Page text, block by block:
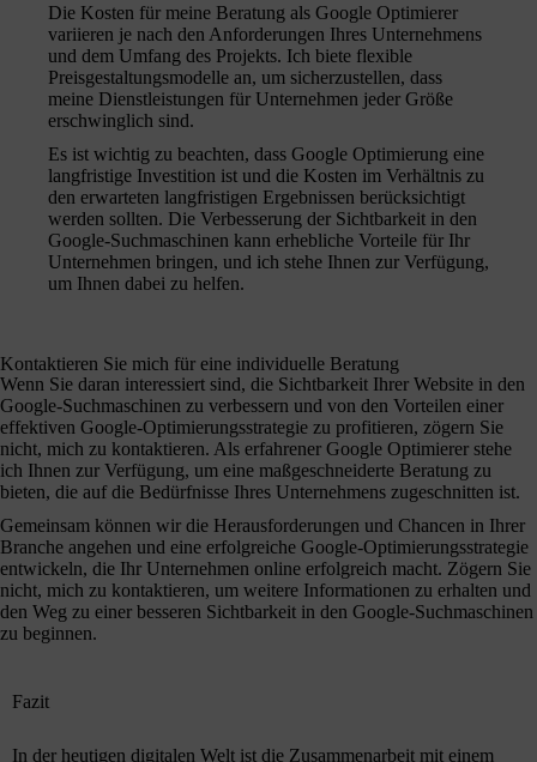
Die Kosten für meine Beratung als Google Optimierer
variieren je nach den Anforderungen Ihres Unternehmens
und dem Umfang des Projekts. Ich biete flexible
Preisgestaltungsmodelle an, um sicherzustellen, dass
meine Dienstleistungen für Unternehmen jeder Größe
erschwinglich sind.
Es ist wichtig zu beachten, dass Google Optimierung eine
langfristige Investition ist und die Kosten im Verhältnis zu
den erwarteten langfristigen Ergebnissen berücksichtigt
werden sollten. Die Verbesserung der Sichtbarkeit in den
Google-Suchmaschinen kann erhebliche Vorteile für Ihr
Unternehmen bringen, und ich stehe Ihnen zur Verfügung,
um Ihnen dabei zu helfen.
Kontaktieren Sie mich für eine individuelle Beratung
Wenn Sie daran interessiert sind, die Sichtbarkeit Ihrer Website in den
Google-Suchmaschinen zu verbessern und von den Vorteilen einer
effektiven Google-Optimierungsstrategie zu profitieren, zögern Sie
nicht, mich zu kontaktieren. Als erfahrener Google Optimierer stehe
ich Ihnen zur Verfügung, um eine maßgeschneiderte Beratung zu
bieten, die auf die Bedürfnisse Ihres Unternehmens zugeschnitten ist.
Gemeinsam können wir die Herausforderungen und Chancen in Ihrer
Branche angehen und eine erfolgreiche Google-Optimierungsstrategie
entwickeln, die Ihr Unternehmen online erfolgreich macht. Zögern Sie
nicht, mich zu kontaktieren, um weitere Informationen zu erhalten und
den Weg zu einer besseren Sichtbarkeit in den Google-Suchmaschinen
zu beginnen.
Fazit
In der heutigen digitalen Welt ist die Zusammenarbeit mit einem